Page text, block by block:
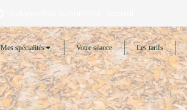
Mes spécialités Votre séance Les tarifs